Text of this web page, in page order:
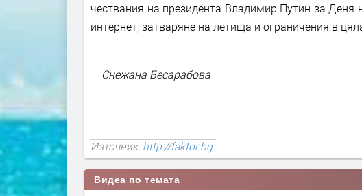
чествания на президента Владимир Путин за Деня
интернет, затваряне на летища и ограничения в
Снежана Бесарабова
Източник: http://faktor.bg
Видеа по темата